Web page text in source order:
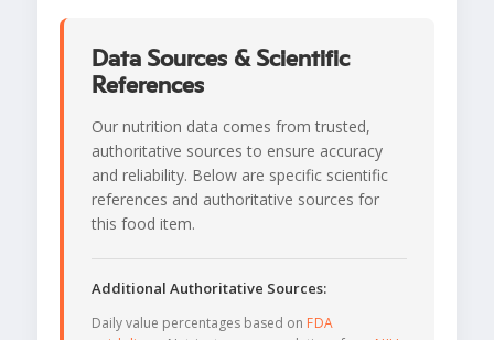
Data Sources & Scientific
References
Our nutrition data comes from trusted,
authoritative sources to ensure accuracy
and reliability. Below are specific scientific
references and authoritative sources for
this food item.
Additional Authoritative Sources:
Daily value percentages based on FDA